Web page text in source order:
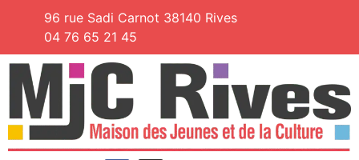
96 rue Sadi Carnot 38140 Rives
04 76 65 21 45